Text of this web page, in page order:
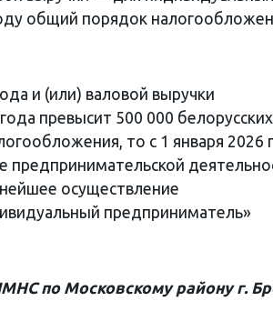
общий порядок
и (или) валовой выручки
превысит 500 000 белорусских
то с 1 января 2026
предпринимательской
осуществление
предприниматель»
по Московскому району г.